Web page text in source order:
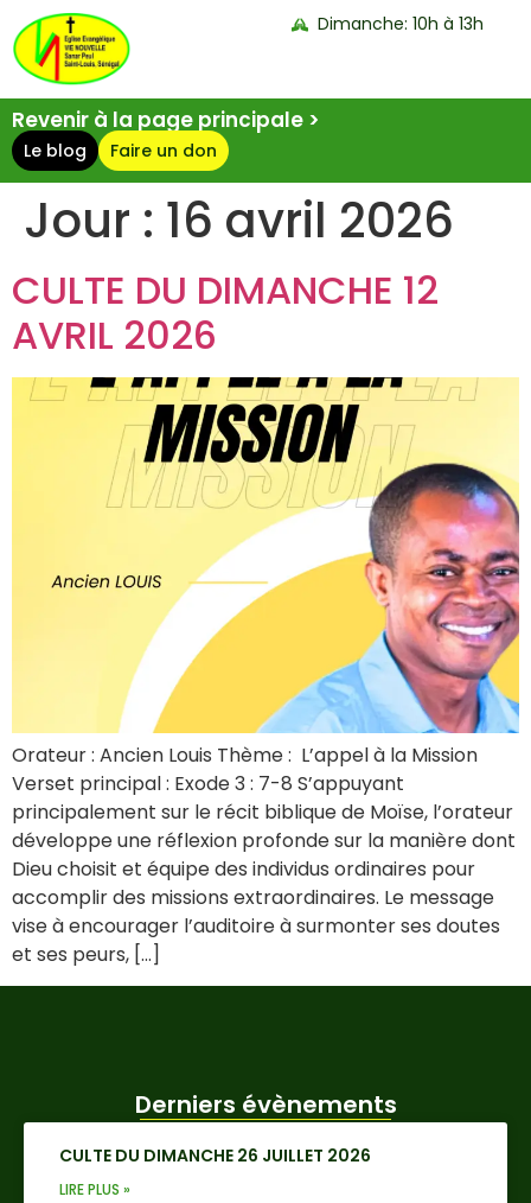
Dimanche: 10h à 13h
Revenir à la page principale >
Le blog Faire un don
Jour : 16 avril 2026
CULTE DU DIMANCHE 12
AVRIL 2026
Orateur : Ancien Louis Thème : L’appel à la Mission
Verset principal : Exode 3 : 7-8 S’appuyant
principalement sur le récit biblique de Moïse, l’orateur
développe une réflexion profonde sur la manière dont
Dieu choisit et équipe des individus ordinaires pour
accomplir des missions extraordinaires. Le message
vise à encourager l’auditoire à surmonter ses doutes
et ses peurs, […]
Derniers évènements
CULTE DU DIMANCHE 26 JUILLET 2026
LIRE PLUS »